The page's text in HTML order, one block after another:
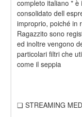
completo italiano "
consolidato dell
improprio, poiché in
Ragazzito sono
ed inoltre vengono
particolari filtri che
come il seppia
❏ STREAMING